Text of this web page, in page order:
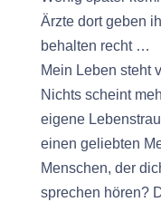
Ärzte dort geben
behalten recht …
Mein Leben steht
Nichts scheint
eigene
einen geliebten
Menschen, der
sprechen hören?